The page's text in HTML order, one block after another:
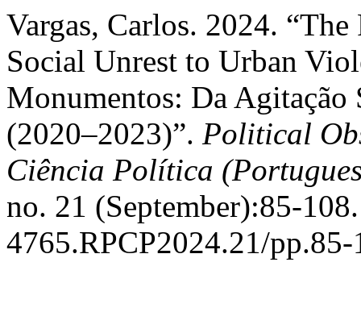
Vargas, Carlos. 2024.
Social Unrest to Urban
Monumentos: Da
(2020–2023)”. Political
Ciência Política
no. 21 (September):85-
4765.RPCP2024.21/pp.85-